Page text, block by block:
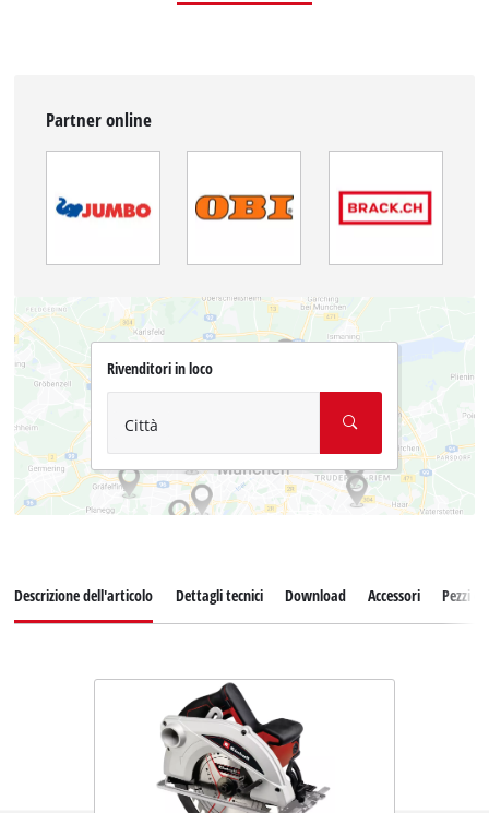
Partner online
Rivenditori in loco
Città
Descrizione dell'articolo Dettagli tecnici Download Accessori Pezzi